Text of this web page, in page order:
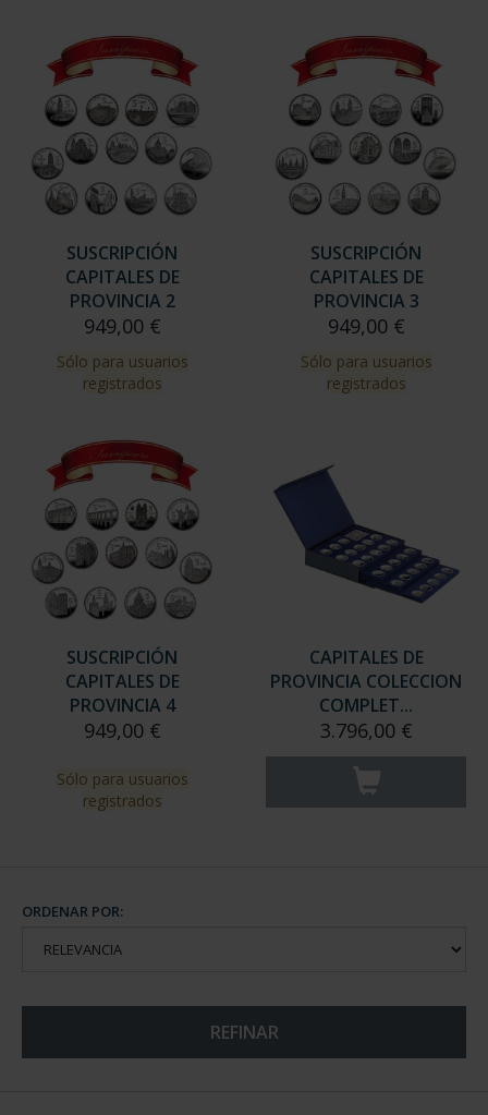
SUSCRIPCIÓN
CAPITALES DE
PROVINCIA 2
949,00 €
Sólo para usuarios
registrados
SUSCRIPCIÓN
CAPITALES DE
PROVINCIA 3
949,00 €
Sólo para usuarios
registrados
SUSCRIPCIÓN
CAPITALES DE
PROVINCIA 4
949,00 €
Sólo para usuarios
registrados
CAPITALES DE
PROVINCIA COLECCION
COMPLET...
3.796,00 €
ORDENAR POR:
REFINAR